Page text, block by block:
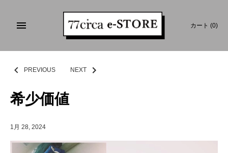
ツ
カート (0)
PREVIOUS NEXT
希少価値
1月 28, 2024